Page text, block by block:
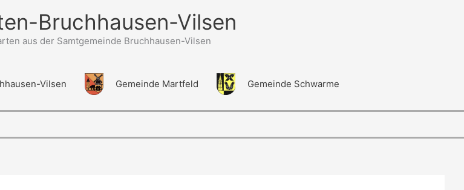
Bruchhausen-Vilsen
aus der Samtgemeinde Bruchhausen-Vilsen
Vilsen Gemeinde Martfeld Gemeinde Schwarme